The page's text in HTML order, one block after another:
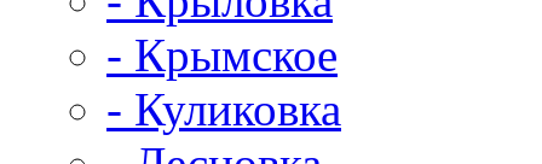
- Крымское
- Куликовка